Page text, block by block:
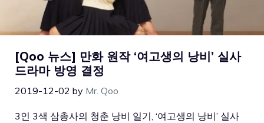
[Qoo 뉴스] 만화 원작 ‘여고생의 낭비’ 실사
드라마 방영 결정
2019-12-02 by Mr. Qoo
3인 3색 삼총사의 청춘 낭비 일기, ‘여고생의 낭비’ 실사